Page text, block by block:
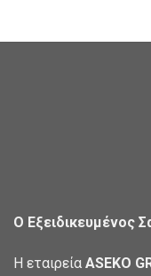
Ο Εξειδικευμένος
Η εταιρεία ASEKO